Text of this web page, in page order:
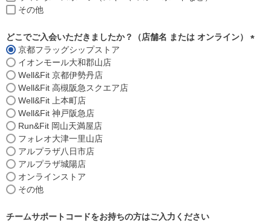
その他
どこでご入会いただきましたか？（店舗名 または オンライン）
京都フラッグシップストア
イオンモール大和郡山店
Well&Fit 京都伊勢丹店
Well&Fit 高槻阪急スクエア店
Well&Fit 上本町店
Well&Fit 神戸阪急店
Run&Fit 岡山天満屋店
フォレオ大津一里山店
アルプラザ八日市店
アルプラザ城陽店
オンラインストア
その他
チームサポートコードをお持ちの方はご入力ください